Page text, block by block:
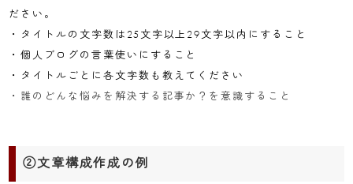
ださい。
・タイトルの文字数は25文字以上29文字以内にすること
・個人ブログの言葉使いにすること
・タイトルごとに各文字数も教えてください
・誰のどんな悩みを解決する記事か？を意識すること
②文章構成作成の例